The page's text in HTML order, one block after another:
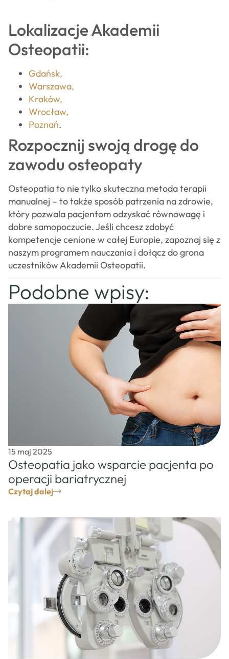
Lokalizacje Akademii
Osteopatii:
Gdańsk,
Warszawa,
Kraków,
Wrocław,
Poznań.
Rozpocznij swoją drogę do
zawodu osteopaty
Osteopatia to nie tylko skuteczna metoda terapii
manualnej – to także sposób patrzenia na zdrowie,
który pozwala pacjentom odzyskać równowagę i
dobre samopoczucie. Jeśli chcesz zdobyć
kompetencje cenione w całej Europie, zapoznaj się z
naszym programem nauczania i dołącz do grona
uczestników Akademii Osteopatii.
Podobne wpisy:
15 maj 2025
Osteopatia jako wsparcie pacjenta po
operacji bariatrycznej
Czytaj dalej